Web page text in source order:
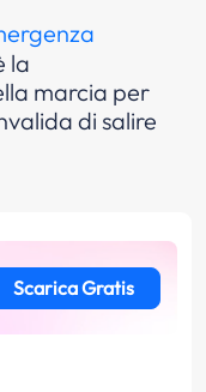
la
marcia per
di salire
Scarica Gratis